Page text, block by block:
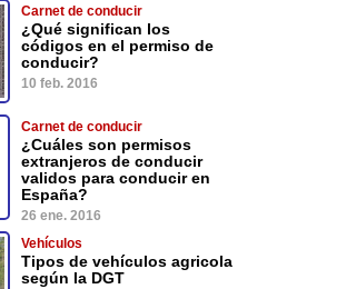
Carnet de conducir
¿Qué significan los
códigos en el permiso de
conducir?
10 feb. 2016
Carnet de conducir
¿Cuáles son permisos
extranjeros de conducir
validos para conducir en
España?
26 ene. 2016
Vehículos
Tipos de vehículos agricola
según la DGT